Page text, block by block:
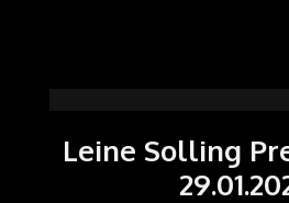
Leine Solling